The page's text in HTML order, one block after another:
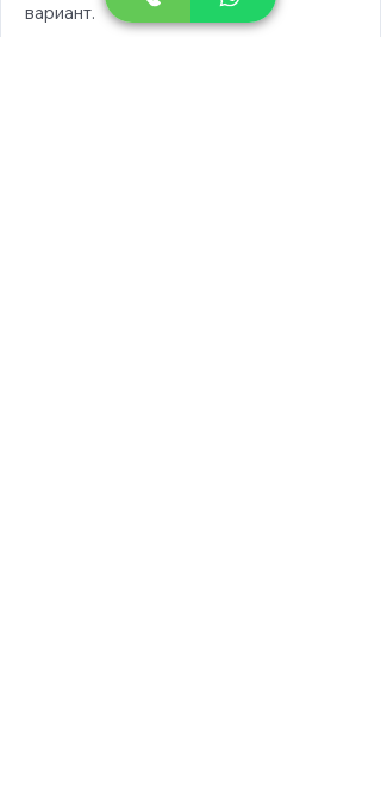
вариант.